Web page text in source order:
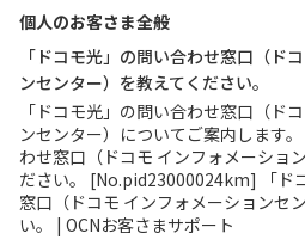
個人のお客さま全般
「ドコモ光」の問い合わせ窓口（ド
ンセンター）を教えてください。
「ドコモ光」の問い合わせ窓口（ド
ンセンター）についてご案内します
わせ窓口（ドコモ インフォメーショ
ださい。 [No.pid23000024km] 「ド
窓口（ドコモ インフォメーションセ
い。 | OCNお客さまサポート